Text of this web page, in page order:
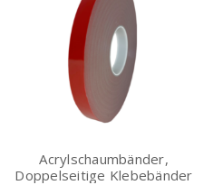
Acrylschaumbänder,
Doppelseitige Klebebänder